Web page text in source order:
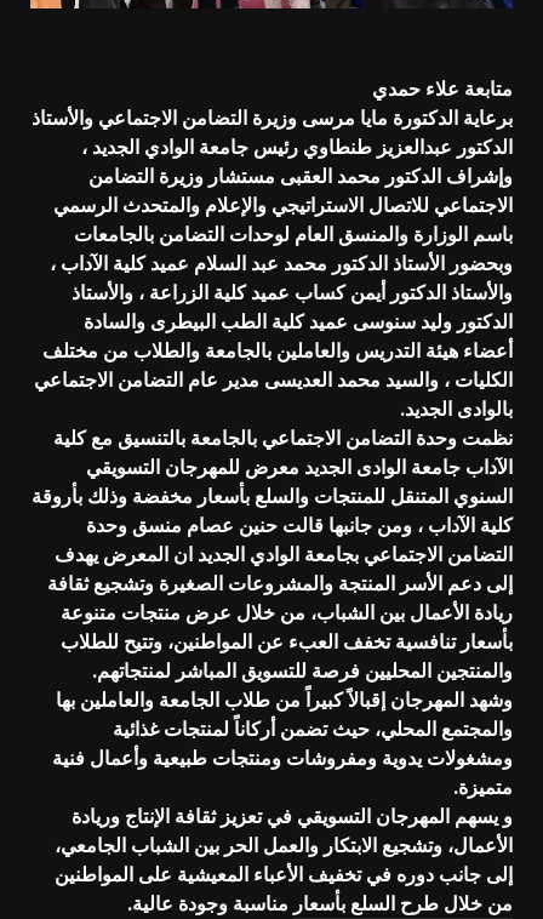
متابعة علاء حمدي
برعاية الدكتورة مايا مرسى وزيرة التضامن الاجتماعي والأستاذ
الدكتور عبدالعزيز طنطاوي رئيس جامعة الوادي الجديد ،
وإشراف الدكتور محمد العقبى مستشار وزيرة التضامن
الاجتماعي للاتصال الاستراتيجي والإعلام والمتحدث الرسمي
باسم الوزارة والمنسق العام لوحدات التضامن بالجامعات
وبحضور الأستاذ الدكتور محمد عبد السلام عميد كلية الآداب ،
والأستاذ الدكتور أيمن كساب عميد كلية الزراعة ، والأستاذ
الدكتور وليد سنوسى عميد كلية الطب البيطرى والسادة
أعضاء هيئة التدريس والعاملين بالجامعة والطلاب من مختلف
الكليات ، والسيد محمد العديسى مدير عام التضامن الاجتماعي
بالوادى الجديد.
نظمت وحدة التضامن الاجتماعي بالجامعة بالتنسيق مع كلية
الآداب جامعة الوادى الجديد معرض للمهرجان التسويقي
السنوي المتنقل للمنتجات والسلع بأسعار مخفضة وذلك بأروقة
كلية الآداب ، ومن جانبها قالت حنين عصام منسق وحدة
التضامن الاجتماعي بجامعة الوادي الجديد ان المعرض يهدف
إلى دعم الأسر المنتجة والمشروعات الصغيرة وتشجيع ثقافة
ريادة الأعمال بين الشباب، من خلال عرض منتجات متنوعة
بأسعار تنافسية تخفف العبء عن المواطنين، وتتيح للطلاب
والمنتجين المحليين فرصة للتسويق المباشر لمنتجاتهم.
وشهد المهرجان إقبالاً كبيراً من طلاب الجامعة والعاملين بها
والمجتمع المحلي، حيث تضمن أركاناً لمنتجات غذائية
ومشغولات يدوية ومفروشات ومنتجات طبيعية وأعمال فنية
متميزة.
و يسهم المهرجان التسويقي في تعزيز ثقافة الإنتاج وريادة
الأعمال، وتشجيع الابتكار والعمل الحر بين الشباب الجامعي،
إلى جانب دوره في تخفيف الأعباء المعيشية على المواطنين
من خلال طرح السلع بأسعار مناسبة وجودة عالية.